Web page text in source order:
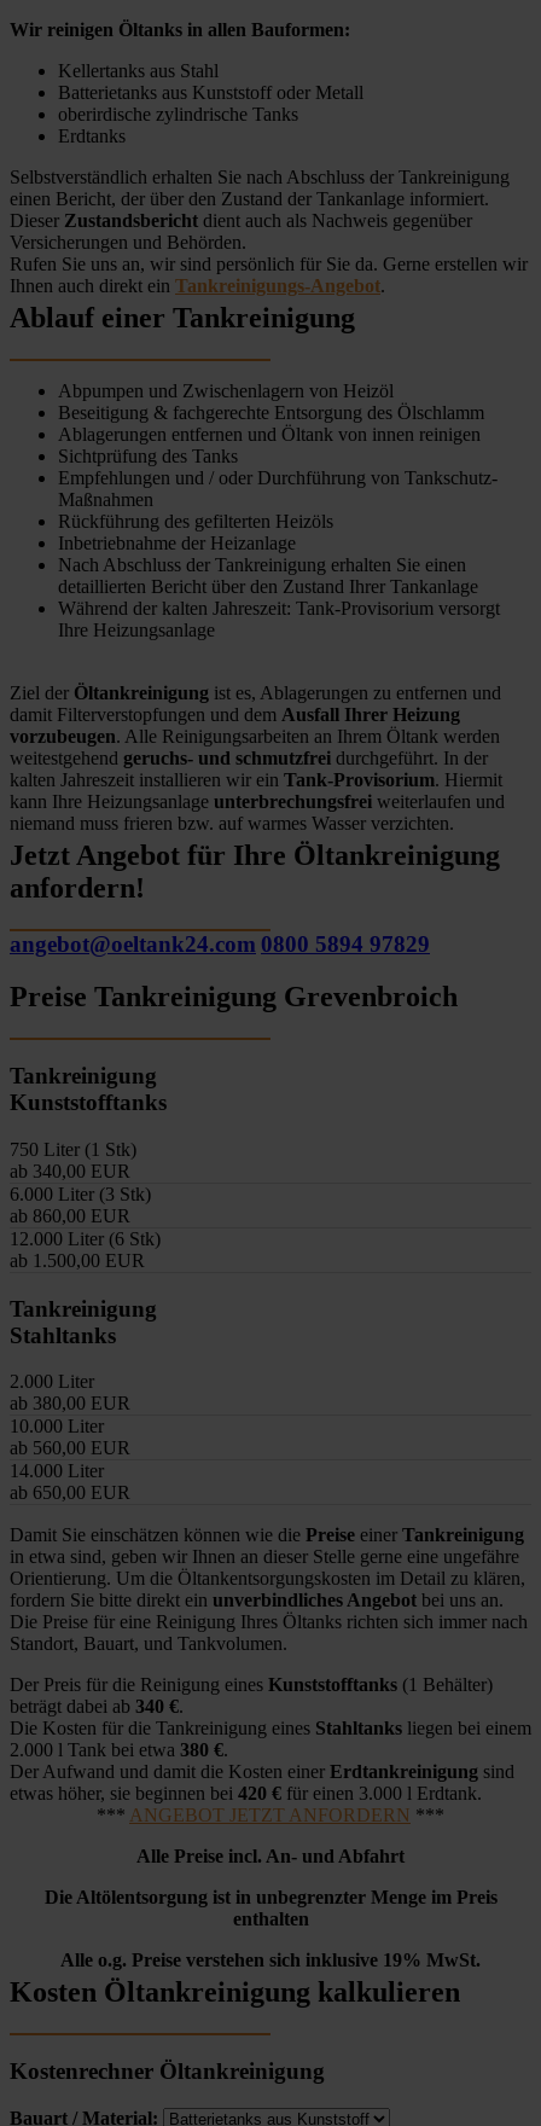
Wir reinigen Öltanks in allen Bauformen:
Kellertanks aus Stahl
Batterietanks aus Kunststoff oder Metall
oberirdische zylindrische Tanks
Erdtanks
Selbstverständlich erhalten Sie nach Abschluss der Tankreinigung
einen Bericht, der über den Zustand der Tankanlage informiert.
Dieser Zustandsbericht dient auch als Nachweis gegenüber
Versicherungen und Behörden.
Rufen Sie uns an, wir sind persönlich für Sie da. Gerne erstellen wir
Ihnen auch direkt ein Tankreinigungs-Angebot.
Ablauf einer Tankreinigung
Abpumpen und Zwischenlagern von Heizöl
Beseitigung & fachgerechte Entsorgung des Ölschlamm
Ablagerungen entfernen und Öltank von innen reinigen
Sichtprüfung des Tanks
Empfehlungen und / oder Durchführung von Tankschutz-
Maßnahmen
Rückführung des gefilterten Heizöls
Inbetriebnahme der Heizanlage
Nach Abschluss der Tankreinigung erhalten Sie einen
detaillierten Bericht über den Zustand Ihrer Tankanlage
Während der kalten Jahreszeit: Tank-Provisorium versorgt
Ihre Heizungsanlage
Ziel der Öltankreinigung ist es, Ablagerungen zu entfernen und
damit Filterverstopfungen und dem Ausfall Ihrer Heizung
vorzubeugen. Alle Reinigungsarbeiten an Ihrem Öltank werden
weitestgehend geruchs- und schmutzfrei durchgeführt. In der
kalten Jahreszeit installieren wir ein Tank-Provisorium. Hiermit
kann Ihre Heizungsanlage unterbrechungsfrei weiterlaufen und
niemand muss frieren bzw. auf warmes Wasser verzichten.
Jetzt Angebot für Ihre Öltankreinigung
anfordern!
angebot@oeltank24.com 0800 5894 97829
Preise Tankreinigung Grevenbroich
Tankreinigung
Kunststofftanks
750 Liter (1 Stk)
ab 340,00 EUR
6.000 Liter (3 Stk)
ab 860,00 EUR
12.000 Liter (6 Stk)
ab 1.500,00 EUR
Tankreinigung
Stahltanks
2.000 Liter
ab 380,00 EUR
10.000 Liter
ab 560,00 EUR
14.000 Liter
ab 650,00 EUR
Damit Sie einschätzen können wie die Preise einer Tankreinigung
in etwa sind, geben wir Ihnen an dieser Stelle gerne eine ungefähre
Orientierung. Um die Öltankentsorgungskosten im Detail zu klären,
fordern Sie bitte direkt ein unverbindliches Angebot bei uns an.
Die Preise für eine Reinigung Ihres Öltanks richten sich immer nach
Standort, Bauart, und Tankvolumen.
Der Preis für die Reinigung eines Kunststofftanks (1 Behälter)
beträgt dabei ab 340 €.
Die Kosten für die Tankreinigung eines Stahltanks liegen bei einem
2.000 l Tank bei etwa 380 €.
Der Aufwand und damit die Kosten einer Erdtankreinigung sind
etwas höher, sie beginnen bei 420 € für einen 3.000 l Erdtank.
*** ANGEBOT JETZT ANFORDERN ***
Alle Preise incl. An- und Abfahrt
Die Altölentsorgung ist in unbegrenzter Menge im Preis
enthalten
Alle o.g. Preise verstehen sich inklusive 19% MwSt.
Kosten Öltankreinigung kalkulieren
Kostenrechner Öltankreinigung
Bauart / Material: